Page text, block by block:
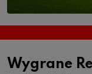
Wygrane